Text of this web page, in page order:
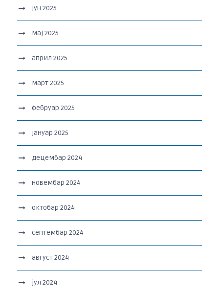
јун 2025
мај 2025
април 2025
март 2025
фебруар 2025
јануар 2025
децембар 2024
новембар 2024
октобар 2024
септембар 2024
август 2024
јул 2024